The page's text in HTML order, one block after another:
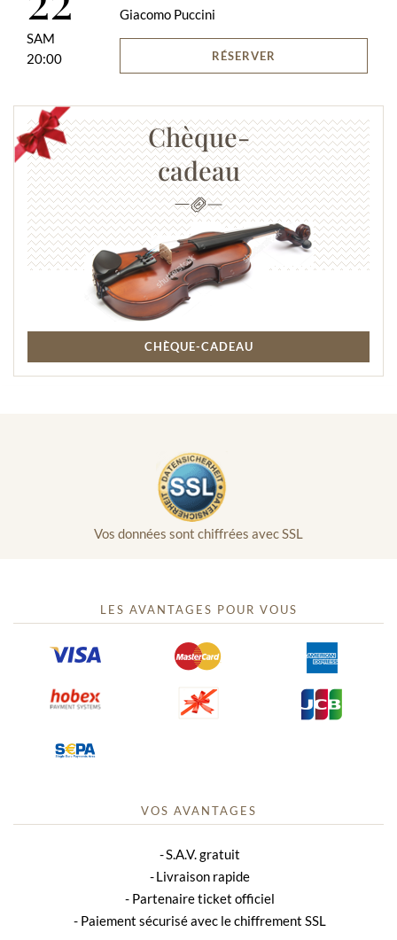
SAM
20:00
Giacomo Puccini
RÉSERVER
Chèque-
cadeau
CHÈQUE-CADEAU
Vos données sont chiffrées avec SSL
LES AVANTAGES POUR VOUS
VOS AVANTAGES
S.A.V. gratuit
Livraison rapide
Partenaire ticket officiel
Paiement sécurisé avec le chiffrement SSL